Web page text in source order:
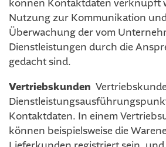
können Kontaktdaten verknüpft
Nutzung zur Kommunikation
Überwachung der vom
Dienstleistungen durch die
gedacht sind.
Vertriebskunden
Kontaktdaten. In einem
können beispielsweise die